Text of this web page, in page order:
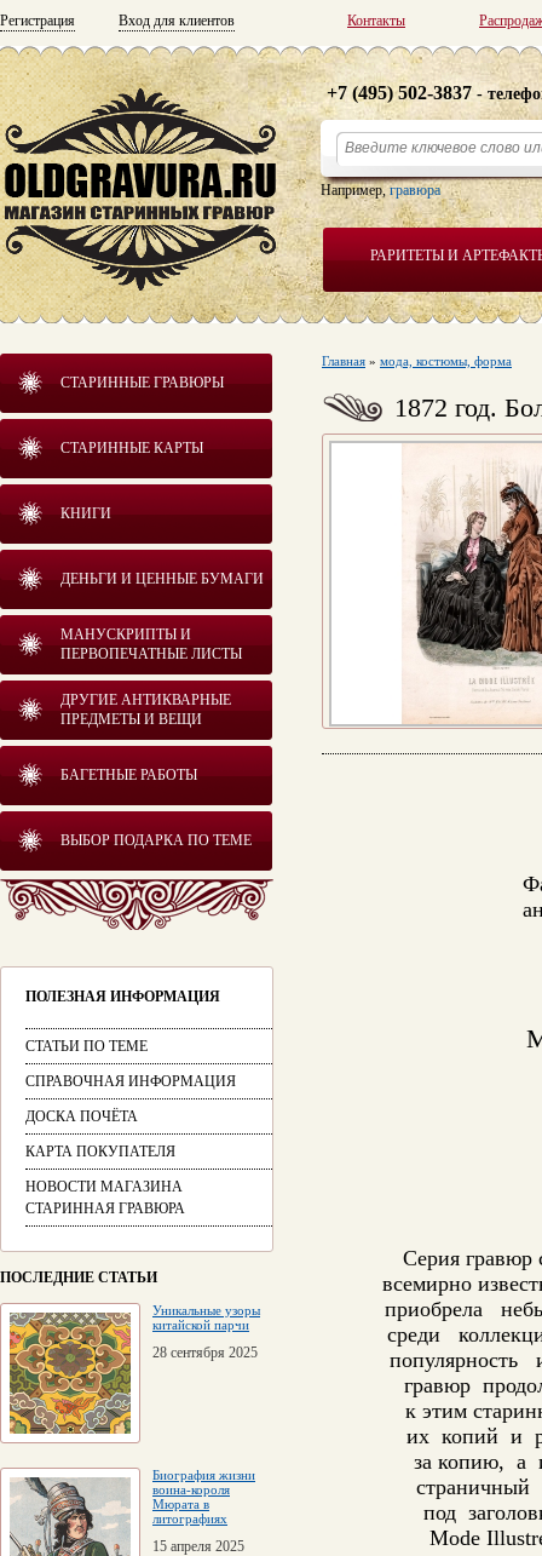
Регистрация Вход для клиентов Контакты
РАРИТЕТЫ И
+7 (495) 502-3837 -
Например,гравюра
СТАРИННЫЕ ГРАВЮРЫ
СТАРИННЫЕ КАРТЫ
КНИГИ
ДЕНЬГИ И ЦЕННЫЕ БУМАГИ
МАНУСКРИПТЫ И
ПЕРВОПЕЧАТНЫЕ ЛИСТЫ
ДРУГИЕ АНТИКВАРНЫЕ
ПРЕДМЕТЫ И ВЕЩИ
БАГЕТНЫЕ РАБОТЫ
ВЫБОР ПОДАРКА ПО ТЕМЕ
ПОЛЕЗНАЯ ИНФОРМАЦИЯ
СТАТЬИ ПО ТЕМЕ
СПРАВОЧНАЯ ИНФОРМАЦИЯ
ДОСКА ПОЧЁТА
КАРТА ПОКУПАТЕЛЯ
НОВОСТИ МАГАЗИНА
СТАРИННАЯ ГРАВЮРА
ПОСЛЕДНИЕ СТАТЬИ
Уникальные узоры
китайской парчи
28 сентября 2025
Биография жизни
воина-короля
Мюрата в
литографиях
15 апреля 2025
Главная » мода, костюмы, форма
1872 год.
Серия гравюр
всемирно
приобрела
среди
гравюр
к этим
их копий и
за копию, а
страничный
под
Mode